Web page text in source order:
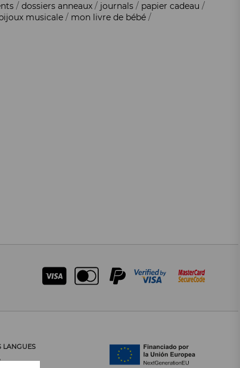
/ dossiers anneaux / journals / papier cadeau /
musicale / mon livre de bébé /
LANGUES